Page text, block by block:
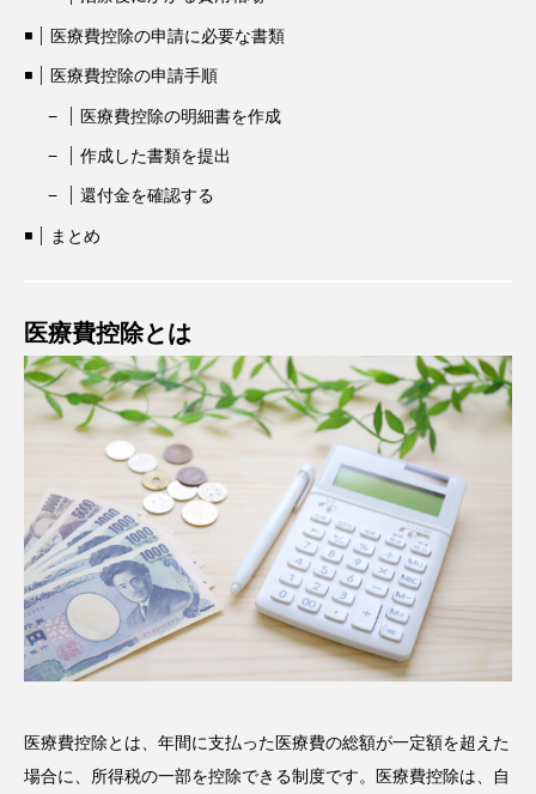
医療費控除の申請に必要な書類
医療費控除の申請手順
医療費控除の明細書を作成
作成した書類を提出
還付金を確認する
まとめ
医療費控除とは
医療費控除とは、年間に支払った医療費の総額が一定額を超えた
場合に、所得税の一部を控除できる制度です。医療費控除は、自